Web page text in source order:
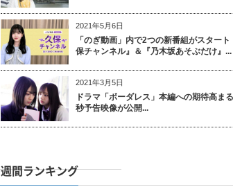
2021年5月6日
「のぎ動画」内で2つの新番組がスタート
保チャンネル』＆『乃木坂あそぶだけ』...
2021年3月5日
ドラマ「ボーダレス」本編への期待高ま
秒予告映像が公開...
週間ランキング